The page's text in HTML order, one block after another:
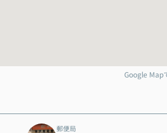
Google Map
郵便局